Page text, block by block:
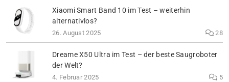
Xiaomi Smart Band 10 im Test – weiterhin
alternativlos?
26. August 2025 28
Dreame X50 Ultra im Test – der beste Saugroboter
der Welt?
4. Februar 2025 5